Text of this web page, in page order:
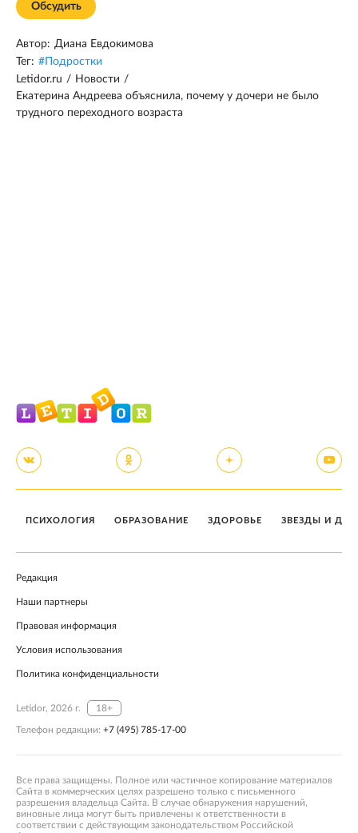
Обсудить
Автор: Диана Евдокимова
Тег: # Подростки
Letidor.ru / Новости /
Екатерина Андреева объяснила, почему у дочери не было
трудного переходного возраста
ПСИХОЛОГИЯ ОБРАЗОВАНИЕ ЗДОРОВЬЕ ЗВЕЗДЫ И
Редакция
Наши партнеры
Правовая информация
Условия использования
Политика конфиденциальности
Letidor, 2026 г. 18+
Телефон редакции: +7 (495) 785-17-00
Все права защищены. Полное или частичное копирование материалов
Сайта в коммерческих целях разрешено только с письменного
разрешения владельца Сайта. В случае обнаружения нарушений,
виновные лица могут быть привлечены к ответственности в
соответствии с действующим законодательством Российской